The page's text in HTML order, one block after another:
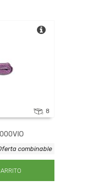
8
combinable